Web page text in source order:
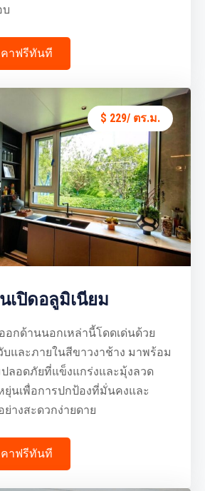
บ
คาฟรีทันที
$ 229/ ตร.ม.
เปิดอลูมิเนียม
อกด้านนอกเหล่านี้โดดเด่นด้วย
บและภายในสีขาวงาช้าง มาพร้อม
ลอดภัยที่แข็งแกร่งและมุ้งลวด
นเพื่อการปกป้องที่มั่นคงและ
างสะดวกง่ายดาย
คาฟรีทันที